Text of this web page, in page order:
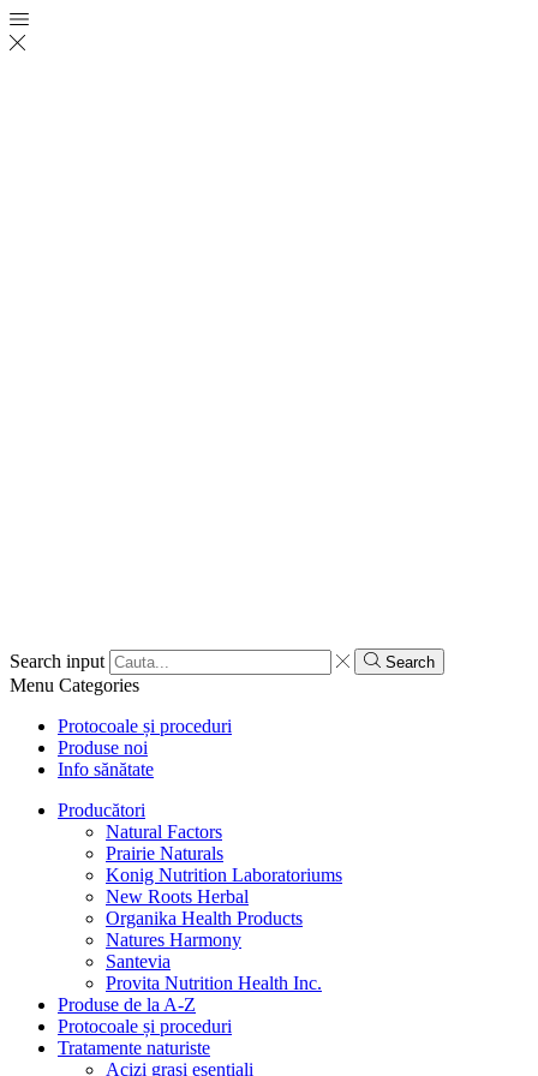
Search input Search
Menu Categories
Protocoale și proceduri
Produse noi
Info sănătate
Producători
Natural Factors
Prairie Naturals
Konig Nutrition Laboratoriums
New Roots Herbal
Organika Health Products
Natures Harmony
Santevia
Provita Nutrition Health Inc.
Produse de la A-Z
Protocoale și proceduri
Tratamente naturiste
Acizi grași esențiali